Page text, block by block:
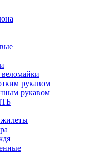
рукавом
рукавом